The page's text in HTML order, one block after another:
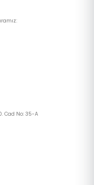
Cad No: 35-A